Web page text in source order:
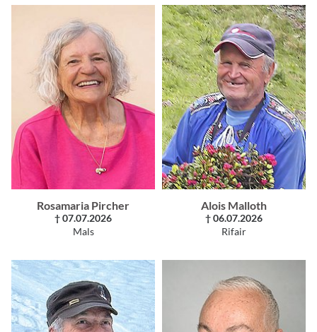
Rosamaria Pircher
† 07.07.2026
Mals
Alois Malloth
† 06.07.2026
Rifair